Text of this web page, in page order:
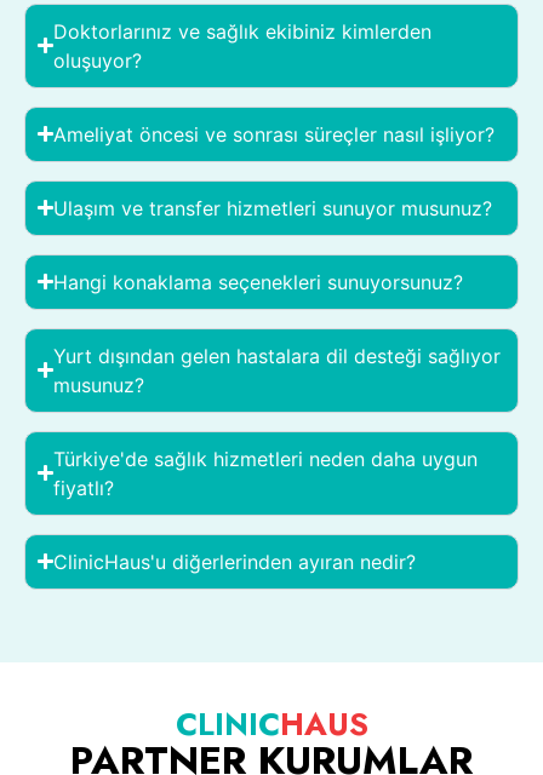
Doktorlarınız ve sağlık ekibiniz kimlerden
oluşuyor?
Ameliyat öncesi ve sonrası süreçler nasıl işliyor?
Ulaşım ve transfer hizmetleri sunuyor musunuz?
Hangi konaklama seçenekleri sunuyorsunuz?
Yurt dışından gelen hastalara dil desteği sağlıyor
musunuz?
Türkiye'de sağlık hizmetleri neden daha uygun
fiyatlı?
ClinicHaus'u diğerlerinden ayıran nedir?
CLINICHAUS
PARTNER KURUMLAR